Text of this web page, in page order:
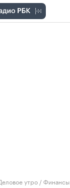
утро /Финансы